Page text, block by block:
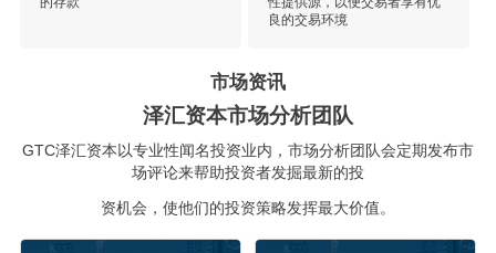
良的交易环境
市场资讯
泽汇资本市场分析团队
GTC泽汇资本以专业性闻名投资业内，市场分析团队会定期发布市
场评论来帮助投资者发掘最新的投
资机会，使他们的投资策略发挥最大价值。